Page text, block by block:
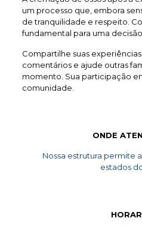
um processo que, embora
de tranquilidade e respeito.
fundamental para uma
Compartilhe suas
comentários e ajude outras
momento. Sua participação
comunidade.
ONDE
Nossa estrutura permite
estados